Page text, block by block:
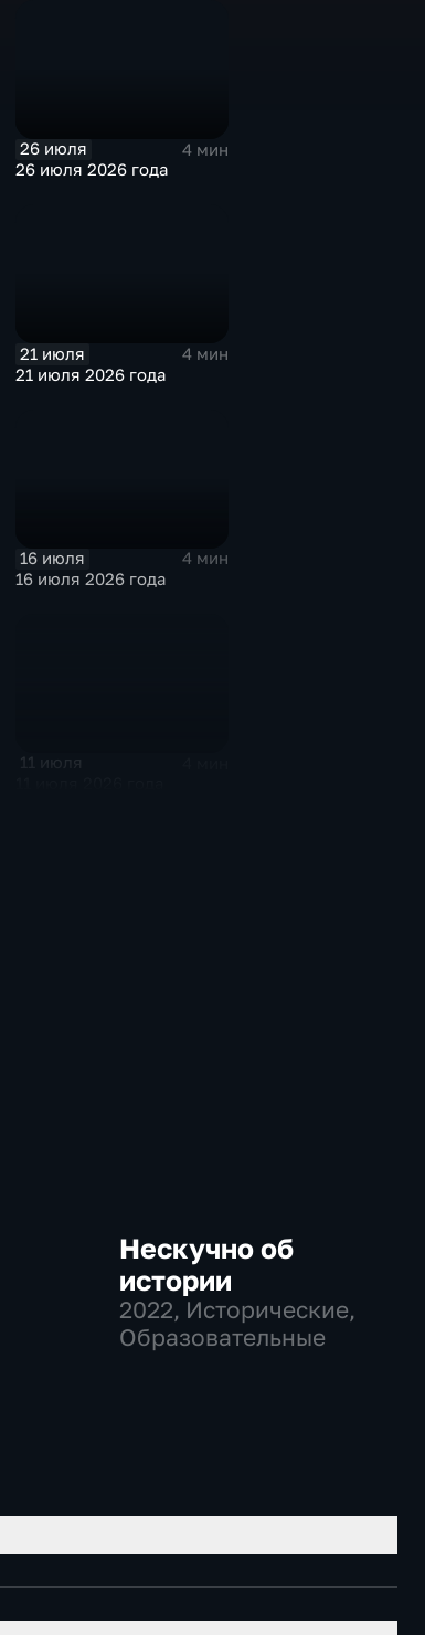
26 июля
4 мин
26 июля 2026 года
21 июля
4 мин
21 июля 2026 года
16 июля
4 мин
16 июля 2026 года
11 июля
Нескучно об
истории
2022, Исторические,
Образовательные